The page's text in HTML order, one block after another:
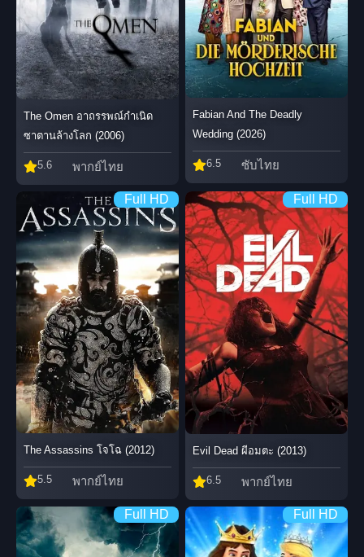
The Omen อาถรรพณ์กำเนิด
ซาตานล้างโลก (2006)
5.6 พากย์ไทย
Fabian And The Deadly
Wedding (2026)
6.5 ซับไทย
Full HD
The Assassins โจโฉ (2012)
5.5 พากย์ไทย
Full HD
Evil Dead ผีอมตะ (2013)
6.5 พากย์ไทย
Full HD Full HD